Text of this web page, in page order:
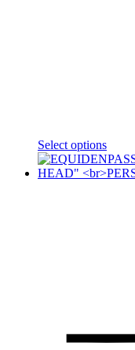
Select options